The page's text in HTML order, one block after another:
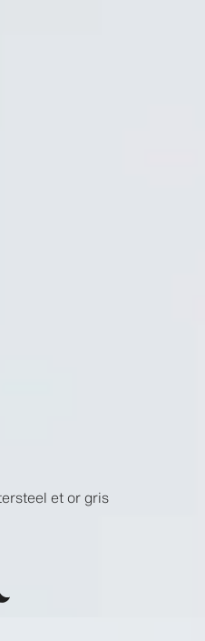
et or gris